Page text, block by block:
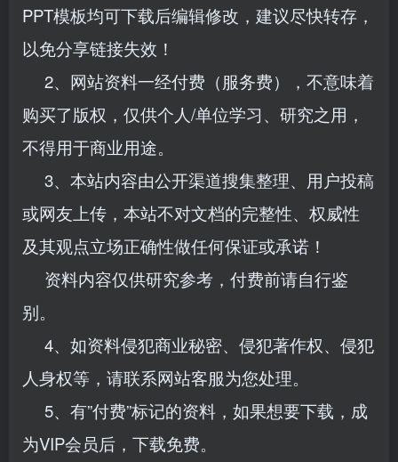
PPT模板均可下载后编辑修改，建议尽快转存，
以免分享链接失效！
2、网站资料一经付费（服务费），不意味着
购买了版权，仅供个人/单位学习、研究之用，
不得用于商业用途。
3、本站内容由公开渠道搜集整理、用户投稿
或网友上传，本站不对文档的完整性、权威性
及其观点立场正确性做任何保证或承诺！
资料内容仅供研究参考，付费前请自行鉴
别。
4、如资料侵犯商业秘密、侵犯著作权、侵犯
人身权等，请联系网站客服为您处理。
5、有”付费”标记的资料，如果想要下载，成
为VIP会员后，下载免费。